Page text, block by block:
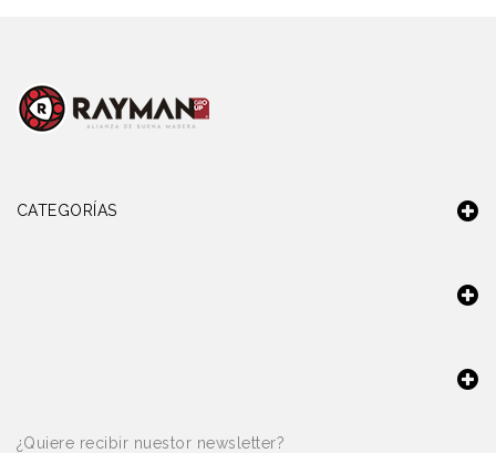
CATEGORÍAS
¿Quiere recibir nuestor newsletter?